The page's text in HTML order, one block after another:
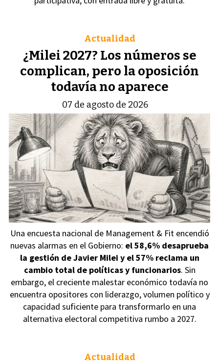
¿Milei 2027? Los números se
complican, pero la oposición
todavía no aparece
Actualidad
07 de agosto de 2026
Una encuesta nacional de Management & Fit encendió
nuevas alarmas en el Gobierno: el 58,6% desaprueba
la gestión de Javier Milei y el 57% reclama un
cambio total de políticas y funcionarios. Sin
embargo, el creciente malestar económico todavía no
encuentra opositores con liderazgo, volumen político y
capacidad suficiente para transformarlo en una
alternativa electoral competitiva rumbo a 2027.
Actualidad